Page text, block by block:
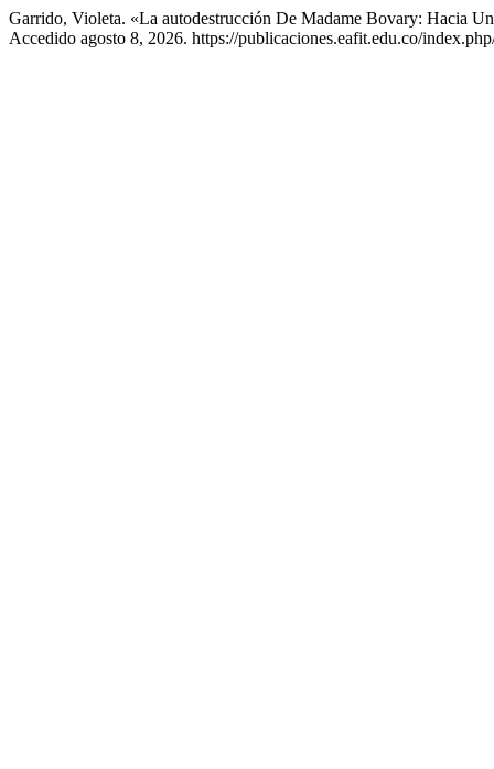
Garrido, Violeta. «La autodestrucción De Madame Bovary: Hacia
Accedido agosto 8, 2026. https://publicaciones.eafit.edu.co/